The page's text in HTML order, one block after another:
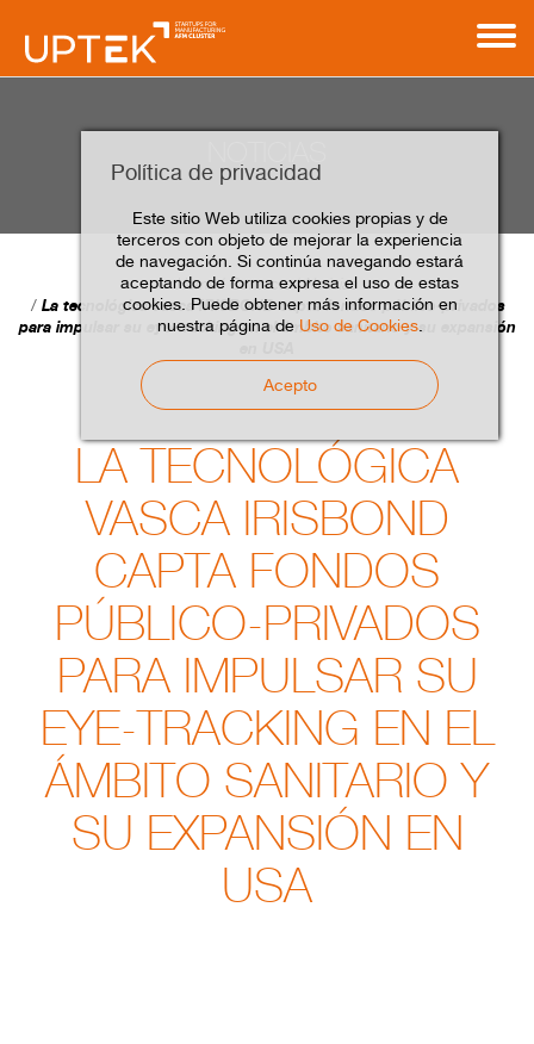
Política de privacidad
Este sitio Web utiliza cookies propias y de
terceros con objeto de mejorar la experiencia
de navegación. Si continúa navegando estará
aceptando de forma expresa el uso de estas
cookies. Puede obtener más información en
nuestra página de Uso de Cookies.
Acepto
Home Contacto Noticias
La tecnológica vasca IRISBOND capta fondos público-privados
para impulsar su eye-tracking en el ámbito sanitario y su expansión
LA TECNOLÓGICA
VASCA IRISBOND
CAPTA FONDOS
PÚBLICO-PRIVADOS
PARA IMPULSAR SU
EYE-TRACKING EN EL
ÁMBITO SANITARIO Y
SU EXPANSIÓN EN
USA